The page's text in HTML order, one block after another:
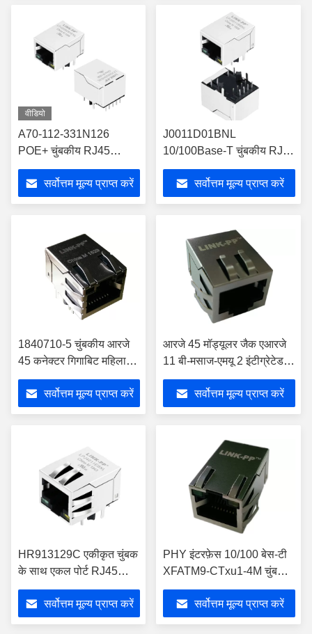
वीडियो
A70-112-331N126
POE+ चुंबकीय RJ45
कनेक्टर क्रॉस
LPJG0926HENL
सर्वोत्तम मूल्य प्राप्त करें
J0011D01BNL
10/100Base-T चुंबकीय RJ45
कनेक्टर LPJ0011BBNL
सर्वोत्तम मूल्य प्राप्त करें
1840710-5 चुंबकीय आरजे
45 कनेक्टर गिगाबिट महिला
आरजे 45 जैक शील्ड 1-
1840710-3
सर्वोत्तम मूल्य प्राप्त करें
आरजे 45 मॉड्यूलर जैक एआरजे
11 बी-मसाज-एमयू 2 इंटीग्रेटेड
मैग्नेटिक्स आरजे 45 कनेक्टर
फास्ट लैनसर्वोत्तम मूल्य प्राप्त करें
HR913129C एकीकृत चुंबक
के साथ एकल पोर्ट RJ45
कनेक्टर
सर्वोत्तम मूल्य प्राप्त करें
PHY इंटरफ़ेस 10/100 बेस-टी
XFATM9-CTxu1-4M चुंबकीय
आरजे 45 कनेक्टर
सर्वोत्तम मूल्य प्राप्त करें